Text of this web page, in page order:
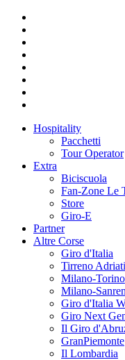
Hospitality
Pacchetti
Tour Operator
Extra
Biciscuola
Fan-Zone Le
Store
Giro-E
Partner
Altre Corse
Giro d'Italia
Tirreno
Milano-Torino
Milano-
Giro d'Italia
Giro Next
Il Giro
GranPiemonte
Il Lombardia